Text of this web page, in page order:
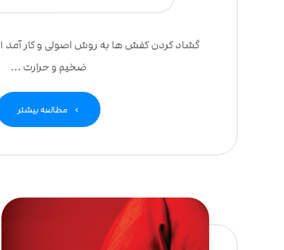
ضخیم و حرارت ...
مطالعه بیشتر